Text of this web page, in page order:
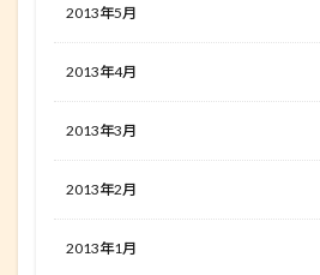
2013年5月
2013年4月
2013年3月
2013年2月
2013年1月